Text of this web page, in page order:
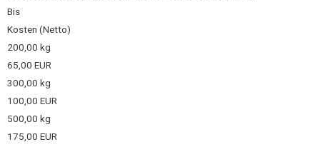
Bis
Kosten (Netto)
200,00 kg
65,00 EUR
300,00 kg
100,00 EUR
500,00 kg
175,00 EUR